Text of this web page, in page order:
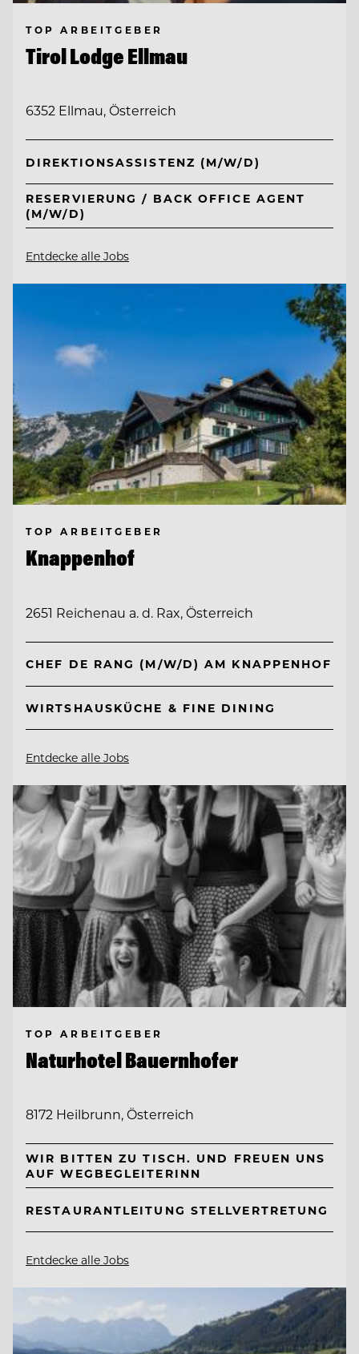
TOP ARBEITGEBER
Tirol Lodge Ellmau
6352 Ellmau, Österreich
DIREKTIONSASSISTENZ (M/W/D)
RESERVIERUNG / BACK OFFICE AGENT
(M/W/D)
Entdecke alle Jobs
TOP ARBEITGEBER
Knappenhof
2651 Reichenau a. d. Rax, Österreich
CHEF DE RANG (M/W/D) AM KNAPPENHOF
WIRTSHAUSKÜCHE & FINE DINING
Entdecke alle Jobs
TOP ARBEITGEBER
Naturhotel Bauernhofer
8172 Heilbrunn, Österreich
WIR BITTEN ZU TISCH. UND FREUEN UNS
AUF WEGBEGLEITERINN
RESTAURANTLEITUNG STELLVERTRETUNG
Entdecke alle Jobs